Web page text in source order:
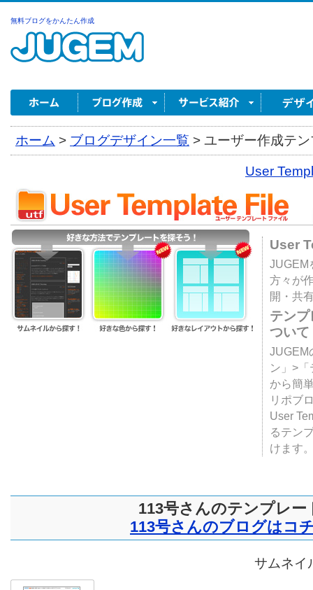
無料ブログをかんたん作成
ホーム > ブログデザイン一覧 > ユーザー作成テ
User
User
JUGEM
方々が
開・共
テン
ついて
JUGEM
ン」>
から簡
リポブ
User
るテン
けます
113号さんのテンプレー
113号さんのブログはコ
サムネイ